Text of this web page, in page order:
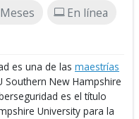
En línea
es una de las maestrías
Southern New Hampshire
es el título
University para la